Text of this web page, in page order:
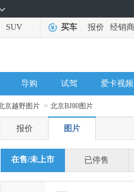
SUV 买车 报价 经销商
导购 试驾 爱卡视频
京越野图片 > 北京BJ80图片
报价 图片
在售/未上市 已停售